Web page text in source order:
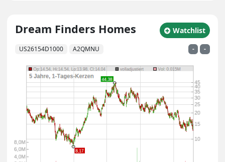
zu Watchlist
Watchlist
Dream Finders Homes
US26154D1000 A2QMNU - -